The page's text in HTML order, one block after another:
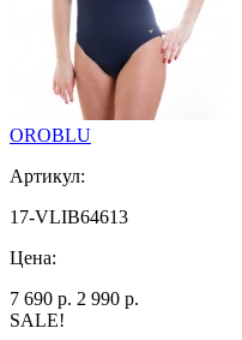
OROBLU
Артикул:
17-VLIB64613
Цена:
7 690 р. 2 990 р.
SALE!